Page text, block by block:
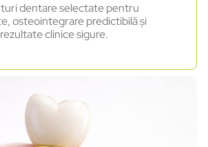
dentare selectate pentru
osteointegrare predictibilă și
rezultate clinice sigure.